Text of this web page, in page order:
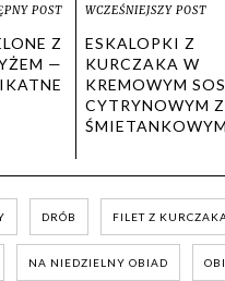
POST
Z
—
WCZEŚNIEJSZY POST
ESKALOPKI Z
KURCZAKA W
KREMOWYM
CYTRYNOWYM
ŚMIETANKOWYM
DRÓB FILET Z
NA NIEDZIELNY OBIAD